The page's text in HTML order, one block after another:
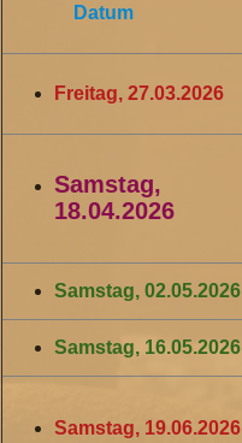
Datum
Freitag, 27.03.2026
Samstag,
18.04.2026
Samstag, 02.05.2026
Samstag, 16.05.2026
Samstag, 19.06.2026